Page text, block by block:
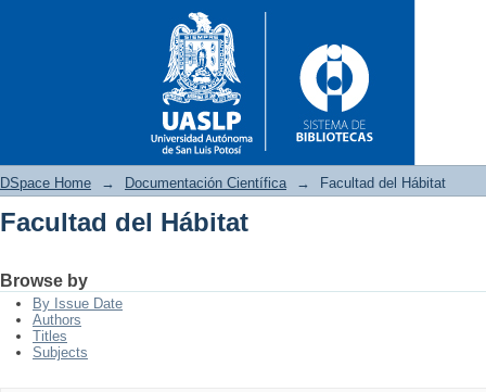
DSpace Home → Documentación Científica → Facultad del Hábitat
Facultad del Hábitat
Browse by
By Issue Date
Authors
Titles
Subjects